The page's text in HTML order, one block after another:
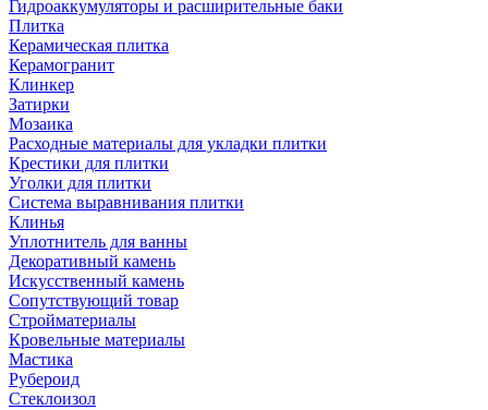
Гидроаккумуляторы и расширительные баки
Плитка
Керамическая плитка
Керамогранит
Клинкер
Затирки
Мозаика
Расходные материалы для укладки плитки
Крестики для плитки
Уголки для плитки
Система выравнивания плитки
Клинья
Уплотнитель для ванны
Декоративный камень
Искусственный камень
Сопутствующий товар
Стройматериалы
Кровельные материалы
Мастика
Рубероид
Стеклоизол